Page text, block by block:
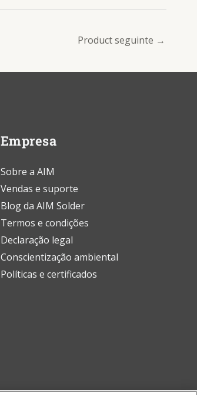
Product seguinte →
Empresa
Sobre a AIM
Vendas e suporte
Blog da AIM Solder
Termos e condições
Declaração legal
Conscientização ambiental
Políticas e certificados